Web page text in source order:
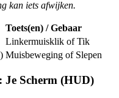
kan iets afwijken.
Toets(en) / Gebaar
Linkermuisklik of Tik
Muisbeweging of Slepen
Je Scherm (HUD)